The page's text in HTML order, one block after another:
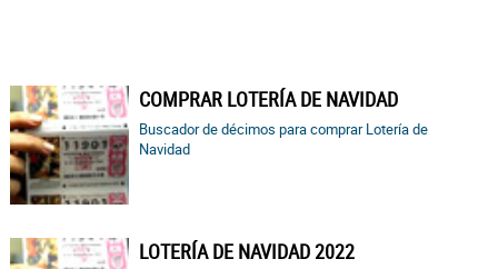
COMPRAR LOTERÍA DE NAVIDAD
Buscador de décimos para comprar Lotería de
Navidad
LOTERÍA DE NAVIDAD 2022